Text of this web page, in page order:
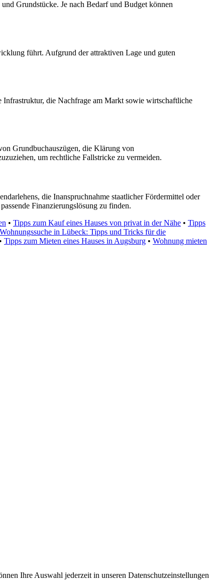
Grundstücke. Je nach Bedarf und Budget können
führt. Aufgrund der attraktiven Lage und guten
die Nachfrage am Markt sowie wirtschaftliche
Grundbuchauszügen, die Klärung von
um rechtliche Fallstricke zu vermeiden.
die Inanspruchnahme staatlicher Fördermittel oder
Finanzierungslösung zu finden.
• Tipps zum Kauf eines Hauses von privat in der Nähe • Tipps
Wohnungssuche in Lübeck: Tipps und Tricks für die
• Tipps zum Mieten eines Hauses in Augsburg • Wohnung mieten
Ihre Auswahl jederzeit in unseren Datenschutzeinstellungen